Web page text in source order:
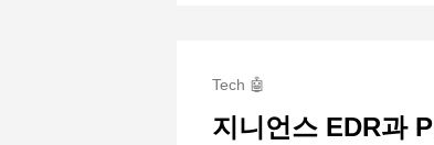
Tech 🤖
지니언스 EDR과